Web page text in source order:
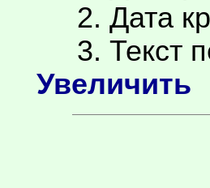
2. Дата
3. Текст
Увеличить